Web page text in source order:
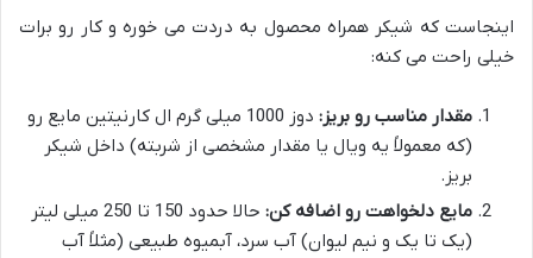
اینجاست که شیکر همراه محصول به دردت می خوره و کار رو برات
خیلی راحت می کنه:
مقدار مناسب رو بریز:
دوز 1000 میلی گرم ال کارنیتین مایع رو
(که معمولاً یه ویال یا مقدار مشخصی از شربته) داخل شیکر
بریز.
مایع دلخواهت رو اضافه کن:
حالا حدود 150 تا 250 میلی لیتر
(یک تا یک و نیم لیوان) آب سرد، آبمیوه طبیعی (مثلاً آب